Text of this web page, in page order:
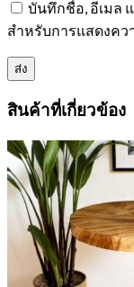
บันทึกชื่อ, อีเมล
สำหรับการแสดงคว
สินค้าที่เกี่ยวข้อง